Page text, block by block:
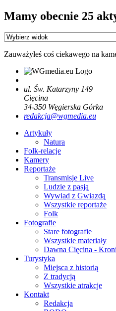
Mamy obecnie 25
Zauważyłeś coś ciekawego na
ul. Św. Katarzyny 149
Cięcina
34-350 Węgierska Górka
redakcja@wgmedia.eu
Artykuły
Natura
Folk-relacje
Kamery
Reportaże
Transmisje Live
Ludzie z pasją
Wywiad z Gwiazdą
Wszystkie reportaże
Folk
Fotografie
Stare fotografie
Wszystkie materiały
Dawna Cięcina -
Turystyka
Miejsca z historią
Z tradycją
Wszystkie atrakcje
Kontakt
Redakcja